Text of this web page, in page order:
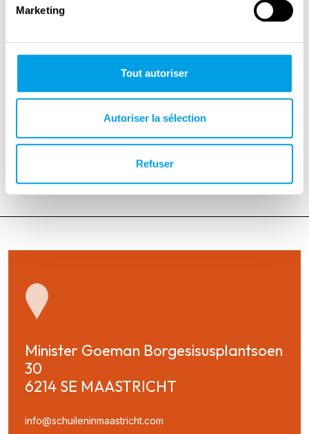
Marketing
Tout autoriser
Autoriser la sélection
Refuser
www.schuileninmaastricht.com
Minister Goeman Borgesisusplantsoen
30
6214 SE MAASTRICHT
info@schuileninmaastricht.com